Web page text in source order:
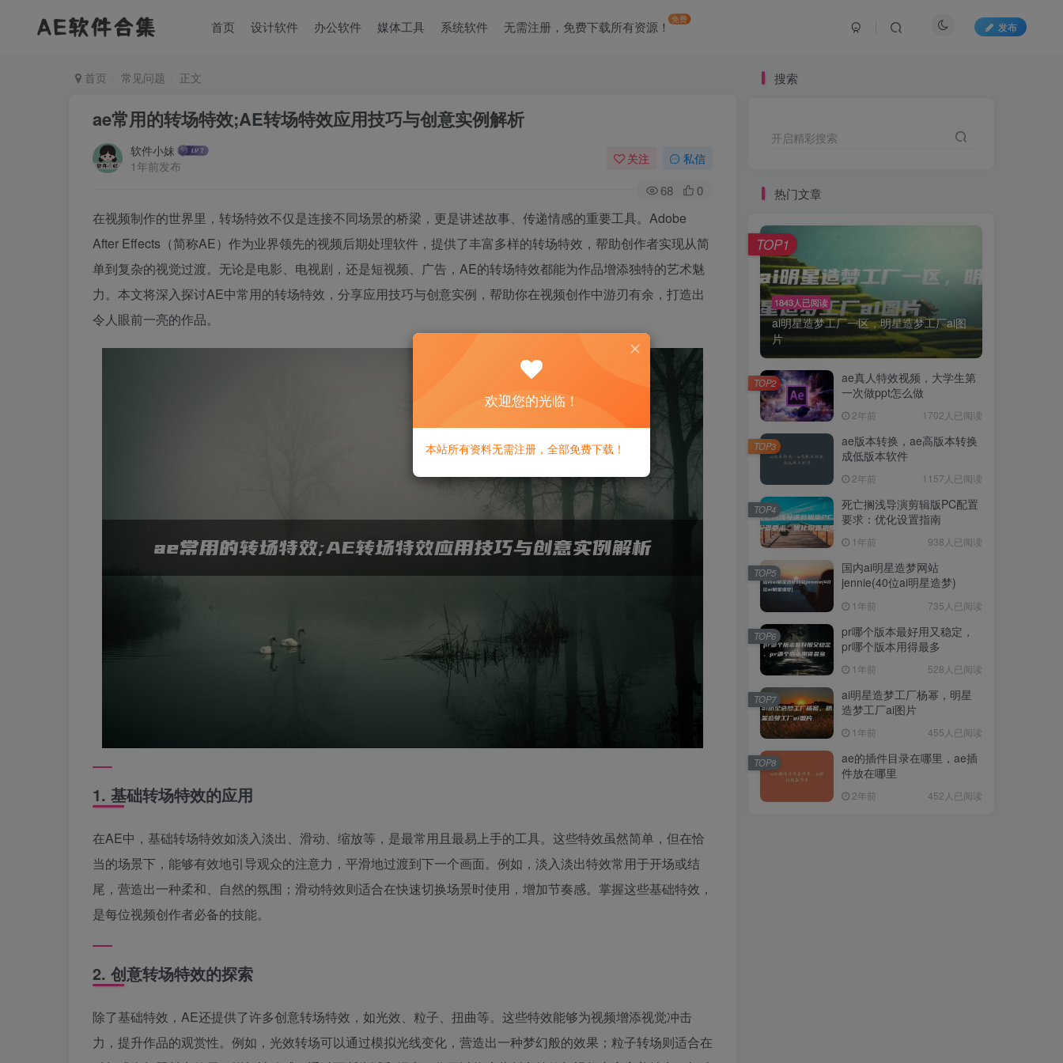
首页 设计软件 办公软件 媒体工具 系统软件 无需注册，免费下载所有资源！免费
发布
首页 常见问题 正文
ae常用的转场特效;AE转场特效应用技巧与创意实例解析
软件小妹
1年前发布
关注 私信
68 0
在视频制作的世界里，转场特效不仅是连接不同场景的桥梁，更是讲述故事、传递情感的重要工具。Adobe
After Effects（简称AE）作为业界领先的视频后期处理软件，提供了丰富多样的转场特效，帮助创作者实现从简
单到复杂的视觉过渡。无论是电影、电视剧，还是短视频、广告，AE的转场特效都能为作品增添独特的艺术魅
力。本文将深入探讨AE中常用的转场特效，分享应用技巧与创意实例，帮助你在视频创作中游刃有余，打造出
令人眼前一亮的作品。
1. 基础转场特效的应用
在AE中，基础转场特效如淡入淡出、滑动、缩放等，是最常用且最易上手的工具。这些特效虽然简单，但在恰
当的场景下，能够有效地引导观众的注意力，平滑地过渡到下一个画面。例如，淡入淡出特效常用于开场或结
尾，营造出一种柔和、自然的氛围；滑动特效则适合在快速切换场景时使用，增加节奏感。掌握这些基础特效，
是每位视频创作者必备的技能。
2. 创意转场特效的探索
除了基础特效，AE还提供了许多创意转场特效，如光效、粒子、扭曲等。这些特效能够为视频增添视觉冲击
力，提升作品的观赏性。例如，光效转场可以通过模拟光线变化，营造出一种梦幻般的效果；粒子转场则适合在
搜索
开启精彩搜索
热门文章
1843人已阅读
ai明星造梦工厂一区，明星造梦工厂ai图
片
TOP1
ae真人特效视频，大学生第
一次做ppt怎么做
2年前 1702人已阅读
TOP2
ae版本转换，ae高版本转换
成低版本软件
2年前 1157人已阅读
TOP3
死亡搁浅导演剪辑版PC配置
要求：优化设置指南
1年前 938人已阅读
TOP4
国内ai明星造梦网站
jennie(40位ai明星造梦)
1年前 735人已阅读
TOP5
pr哪个版本最好用又稳定，
pr哪个版本用得最多
1年前 528人已阅读
TOP6
ai明星造梦工厂杨幂，明星
造梦工厂ai图片
1年前 455人已阅读
TOP7
ae的插件目录在哪里，ae插
件放在哪里
2年前 452人已阅读
TOP8
欢迎您的光临！
本站所有资料无需注册，全部免费下载！